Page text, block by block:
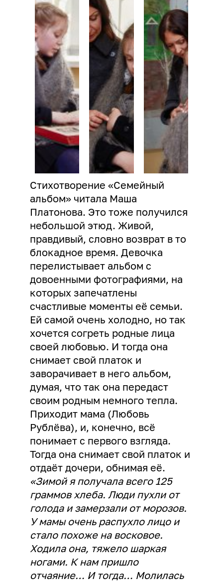
Стихотворение «Семейный
альбом» читала Маша
Платонова. Это тоже получился
небольшой этюд. Живой,
правдивый, словно возврат в то
блокадное время. Девочка
перелистывает альбом с
довоенными фотографиями, на
которых запечатлены
счастливые моменты её семьи.
Ей самой очень холодно, но так
хочется согреть родные лица
своей любовью. И тогда она
снимает свой платок и
заворачивает в него альбом,
думая, что так она передаст
своим родным немного тепла.
Приходит мама (Любовь
Рублёва), и, конечно, всё
понимает с первого взгляда.
Тогда она снимает свой платок и
отдаёт дочери, обнимая её.
«Зимой я получала всего 125
граммов хлеба. Люди пухли от
голода и замерзали от морозов.
У мамы очень распухло лицо и
стало похоже на восковое.
Ходила она, тяжело шаркая
ногами. К нам пришло
отчаяние… И тогда… Молилась